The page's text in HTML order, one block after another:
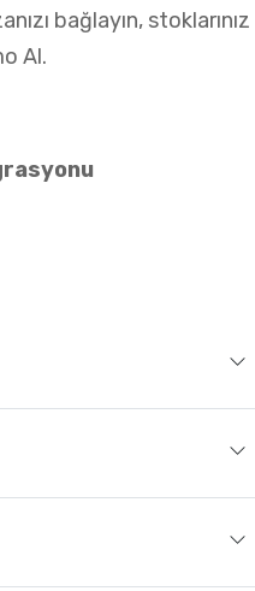
bağlayın, stoklarınız
Al.